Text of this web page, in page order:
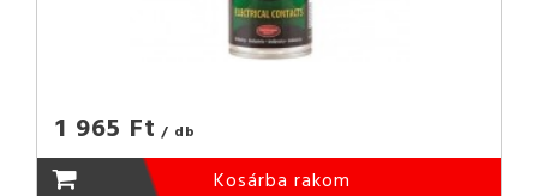
1 965 Ft / db
Kosárba rakom